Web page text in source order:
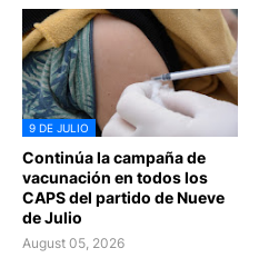
9 DE JULIO
Continúa la campaña de
vacunación en todos los
CAPS del partido de Nueve
de Julio
August 05, 2026